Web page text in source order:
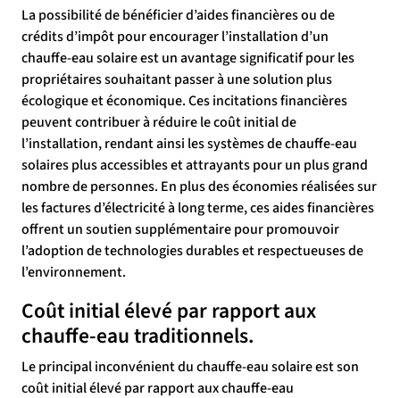
La possibilité de bénéficier d’aides financières ou de
crédits d’impôt pour encourager l’installation d’un
chauffe-eau solaire est un avantage significatif pour les
propriétaires souhaitant passer à une solution plus
écologique et économique. Ces incitations financières
peuvent contribuer à réduire le coût initial de
l’installation, rendant ainsi les systèmes de chauffe-eau
solaires plus accessibles et attrayants pour un plus grand
nombre de personnes. En plus des économies réalisées sur
les factures d’électricité à long terme, ces aides financières
offrent un soutien supplémentaire pour promouvoir
l’adoption de technologies durables et respectueuses de
l’environnement.
Coût initial élevé par rapport aux
chauffe-eau traditionnels.
Le principal inconvénient du chauffe-eau solaire est son
coût initial élevé par rapport aux chauffe-eau